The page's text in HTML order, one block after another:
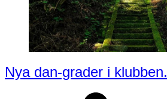
Nya dan-grader i klubben.